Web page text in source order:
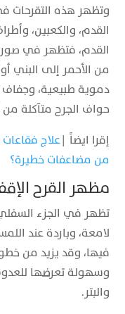
وتظهر هذه
القدم، والكعبين،
القدم، فتظهر في
من الأحمر إلى البني
دموية طبيعية،
حواف الجرح متآكلة من
إقرا ايضاً |علاج
من مضاعفات خطيرة؟
مظهر القرح
تظهر في الجزء السفلي
لامعة، وباردة عند
فيها، وقد يزيد من
وسهولة تعرضها
والبتر.